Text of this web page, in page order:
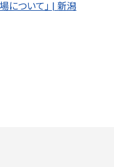
について」 | 新潟